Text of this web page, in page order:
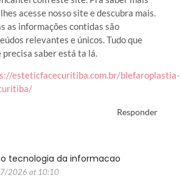
acesse nosso site e descubra mais.
as informações contidas são
relevantes e únicos. Tudo que
precisa saber está ta lá.
esteticfacecuritiba.com.br/blefaroplastia-
Responder
tecnologia da informacao
2026 at 10:10